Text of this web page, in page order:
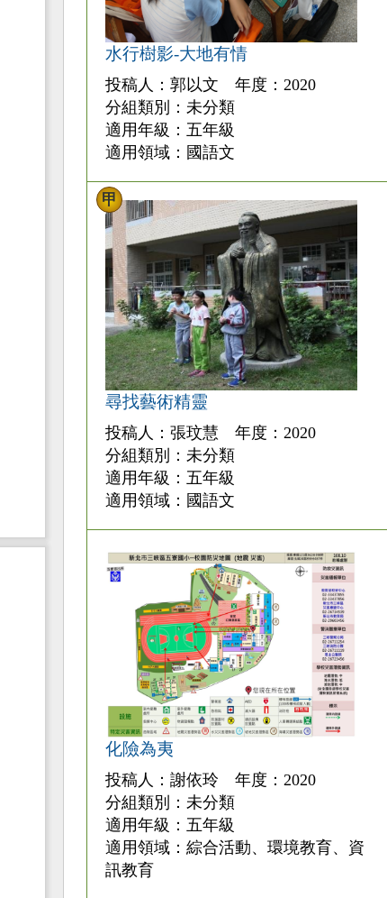
水行樹影-大地有情
投稿人：郭以文 年度：2020
分組類別：未分類
適用年級：五年級
適用領域：國語文
尋找藝術精靈
甲
投稿人：張玟慧 年度：2020
分組類別：未分類
適用年級：五年級
適用領域：國語文
化險為夷
投稿人：謝依玲 年度：2020
分組類別：未分類
適用年級：五年級
適用領域：綜合活動、環境教育、資
訊教育